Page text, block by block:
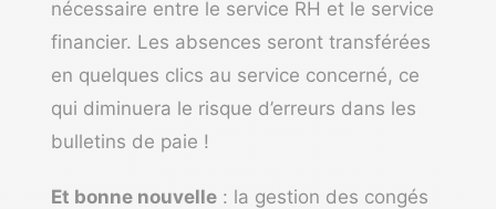
nécessaire entre le service RH et le service
financier. Les absences seront transférées
en quelques clics au service concerné, ce
qui diminuera le risque d’erreurs dans les
bulletins de paie !
Et bonne nouvelle : la gestion des congés